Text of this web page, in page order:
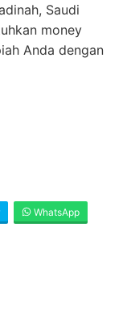
Saudi
money
Anda dengan
WhatsApp